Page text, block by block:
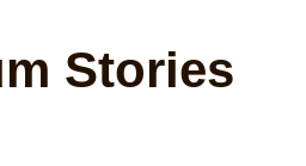
Stories